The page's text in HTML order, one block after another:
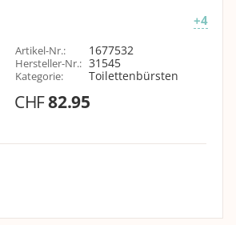
+4
Artikel-Nr.: 1677532
Hersteller-Nr.: 31545
Kategorie: Toilettenbürsten
CHF82.95